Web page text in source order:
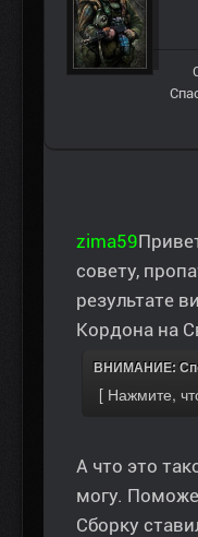
zima59
совету,
результате
Кордона на
ВНИМАНИЕ:
А что это
могу.
Сборку